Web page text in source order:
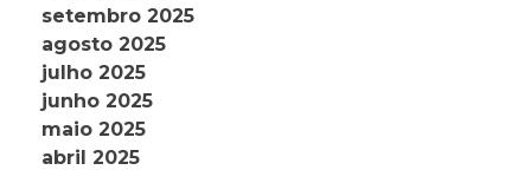
setembro 2025
agosto 2025
julho 2025
junho 2025
maio 2025
abril 2025